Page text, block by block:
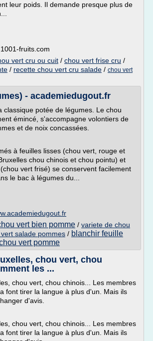
leur poids. Il demande presque plus de
fruits.com
vert cru ou cuit / chou vert frise cru /
/ recette chou vert cru salade / chou vert
- academiedugout.fr
classique potée de légumes. Le chou
émincé, s'accompagne volontiers de
et de noix concassées.
à feuilles lisses (chou vert, rouge et
chou chinois et chou pointu) et
vert frisé) se conservent facilement
le bac à légumes du...
vert bien pomme / variete de chou
salade pommes / blanchir feuille
vert pomme
chou vert, chou
les ...
chou vert, chou chinois... Les membres
font tirer la langue à plus d'un. Mais ils
d'avis.
chou vert, chou chinois... Les membres
font tirer la langue à plus d'un. Mais ils